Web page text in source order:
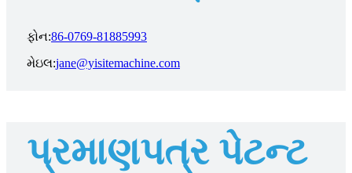
ફોન:86-0769-81885993
મેઇલ:jane@yisitemachine.com
પ્રમાણપત્ર પેટન્ટ